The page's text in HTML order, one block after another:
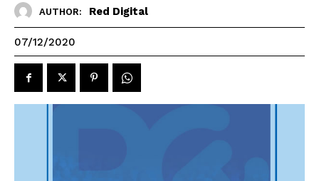
AUTHOR: Red Digital
07/12/2020